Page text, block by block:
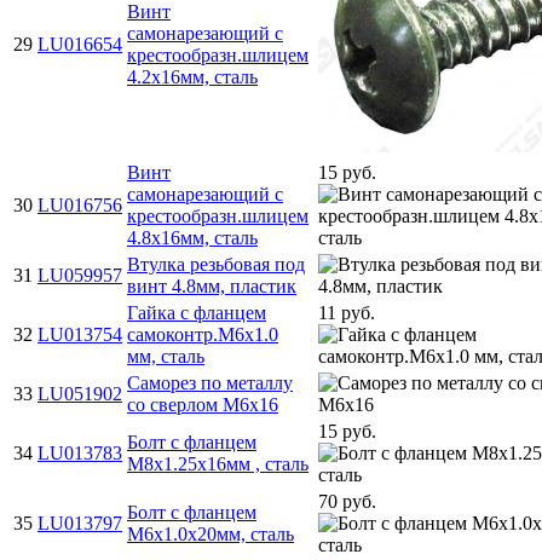
29 LU016654
Винт
самонарезающий с
крестообразн.шлицем
4.2х16мм, сталь
30 LU016756
Винт
самонарезающий с
крестообразн.шлицем
4.8х16мм, сталь
15 руб.
31 LU059957
Втулка резьбовая под
винт 4.8мм, пластик
32 LU013754
Гайка с фланцем
самоконтр.М6х1.0
мм, сталь
11 руб.
33 LU051902
Саморез по металлу
со сверлом М6х16
34 LU013783
Болт с фланцем
M8х1.25х16мм , сталь
15 руб.
35 LU013797
Болт с фланцем
M6х1.0х20мм, сталь
70 руб.